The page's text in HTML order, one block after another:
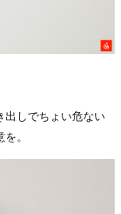
出しでちょい危ない
。